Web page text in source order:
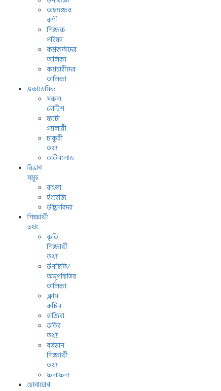
অধ্যক্ষের
বাণী
শিক্ষক
পরিষদ
কর্মকর্তাদের
তালিকা
কর্মচারীদের
তালিকা
একাডেমিক
সকল
নোটিশ
ফটো
গ্যালারী
চাকুরী
তথ্য
ডাউনলোড
বিভাগ
সমূহ
বাংলা
ইংরেজি
উদ্ভিদবিদ্যা
শিক্ষার্থী
তথ্য
কৃতি
শিক্ষার্থী
তথ্য
উপস্থিতি/
অনুপস্থিতির
তালিকা
ক্লাস
রুটিন
হাজিরা
ভর্তির
তথ্য
বর্তমান
শিক্ষার্থী
তথ্য
ফলাফল
যোগাযোগ